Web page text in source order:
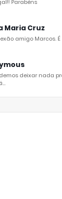
Parabéns
Maria Cruz
amigo Marcos.
deixar nada